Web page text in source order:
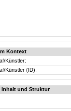
Kontext
Künstler:
Künstler (ID):
Inhalt und Struktur